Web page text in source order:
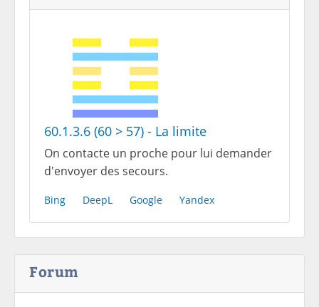
60.1.3.6 (60 > 57) - La limite
On contacte un proche pour lui demander
d'envoyer des secours.
Bing DeepL Google Yandex
Forum